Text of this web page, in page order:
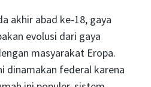
akhir abad ke-18, gaya
evolusi dari gaya
masyarakat Eropa.
dinamakan federal karena